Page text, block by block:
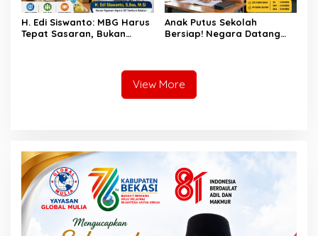
H. Edi Siswanto: MBG Harus
Tepat Sasaran, Bukan
Anak Putus Sekolah
Bersiap! Negara Datang
View More